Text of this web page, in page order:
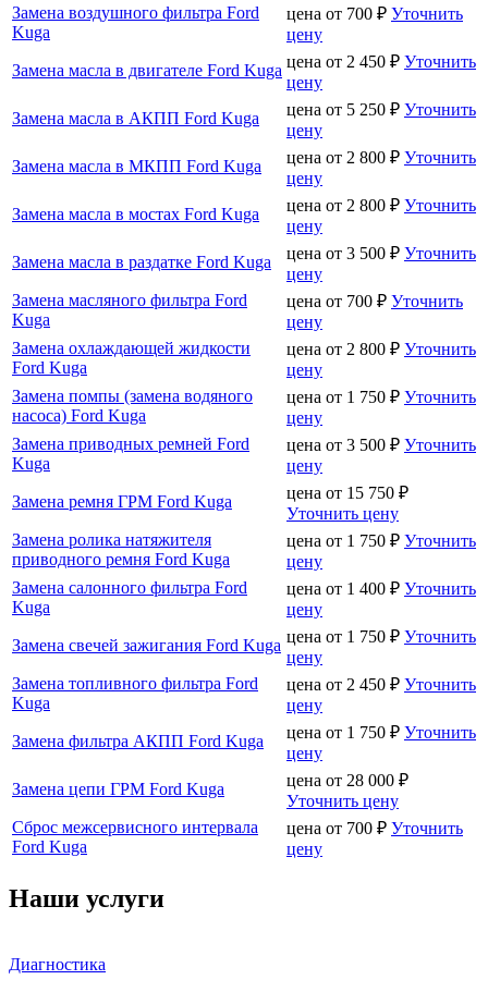
Замена воздушного фильтра Ford
Kuga
цена от 700 ₽ Уточнить
цену
Замена масла в двигателе Ford Kuga цена от 2 450 ₽ Уточнить
цену
Замена масла в АКПП Ford Kuga
цена от 5 250 ₽ Уточнить
цену
Замена масла в МКПП Ford Kuga
цена от 2 800 ₽ Уточнить
цену
Замена масла в мостах Ford Kuga
цена от 2 800 ₽ Уточнить
цену
Замена масла в раздатке Ford Kuga
цена от 3 500 ₽ Уточнить
цену
Замена масляного фильтра Ford
Kuga
цена от 700 ₽ Уточнить
цену
Замена охлаждающей жидкости
Ford Kuga
цена от 2 800 ₽ Уточнить
цену
Замена помпы (замена водяного
насоса) Ford Kuga
цена от 1 750 ₽ Уточнить
цену
Замена приводных ремней Ford
Kuga
цена от 3 500 ₽ Уточнить
цену
Замена ремня ГРМ Ford Kuga
цена от 15 750 ₽
Уточнить цену
Замена ролика натяжителя
приводного ремня Ford Kuga
цена от 1 750 ₽ Уточнить
цену
Замена салонного фильтра Ford
Kuga
цена от 1 400 ₽ Уточнить
цену
Замена свечей зажигания Ford Kuga цена от 1 750 ₽ Уточнить
цену
Замена топливного фильтра Ford
Kuga
цена от 2 450 ₽ Уточнить
цену
Замена фильтра АКПП Ford Kuga
цена от 1 750 ₽ Уточнить
цену
Замена цепи ГРМ Ford Kuga
цена от 28 000 ₽
Уточнить цену
Сброс межсервисного интервала
Ford Kuga
цена от 700 ₽ Уточнить
цену
Наши услуги
Диагностика